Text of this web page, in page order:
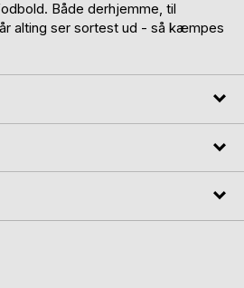
Både derhjemme, til
alting ser sortest ud - så kæmpes